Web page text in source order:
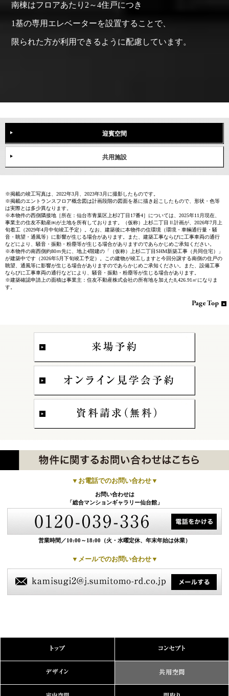
南棟はフロアあたり 2～4住戸につき
1基の専用エレベーターを設置することで、
限られた方が利用できるように配慮しています。
迎賓空間
共用施設
※掲載の竣工写真は、2022年3月、2023年3月に撮影したものです。
※掲載のエントランスフロア概念図は計画段階の図面を基に描き起こしたもので、形状・色等
は実際とは多少異なります。
※本物件の西側隣接地［所在：仙台市青葉区上杉2丁目17番4］については、2025年11月現在、
事業主の住友不動産㈱が土地を所有しております。（仮称）上杉二丁目Ⅱ計画が、2026年7月上
旬着工（2029年4月中旬竣工予定）。なお、建築後に本物件の住環境（環境・車輛通行量・騒
音・眺望・通風等）に影響が生じる場合があります。また、建築工事ならびに工事車両の通行
などにより、騒音・振動・粉塵等が生じる場合がありますのであらかじめご承知ください。
※本物件の南西側約80ｍ先に、地上4階建の「（仮称）上杉二丁目SHM新築工事（共同住宅）」
が建築中です（2026年5月下旬竣工予定）。この建物が竣工しますと今回分譲する南側の住戸の
眺望、通風等に影響が生じる場合がありますのであらかじめご承知ください。また、設備工事
ならびに工事車両の通行などにより、騒音・振動・粉塵等が生じる場合があります。
※建築確認申請上の面積は事業主：住友不動産株式会社の所有地を加えた8,426.91㎡になりま
す。
▼お電話でのお問い合わせ▼
お問い合わせは
「総合マンションギャラリー仙台館」
営業時間／10:00～18:00 （火・水曜定休、年末年始は休業）
▼メールでのお問い合わせ▼